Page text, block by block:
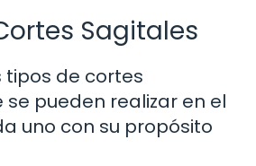
Sagitales
tipos de cortes
pueden realizar en el
uno con su propósito